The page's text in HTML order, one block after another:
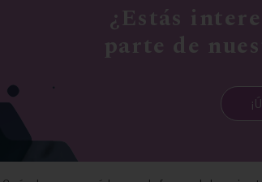
¿Estás
parte de